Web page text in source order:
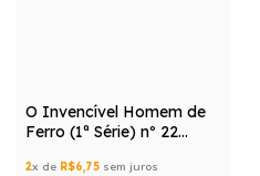
O Invencível Homem de
Ferro (1ª Série) nº 22
2x de R$6,75 sem juros